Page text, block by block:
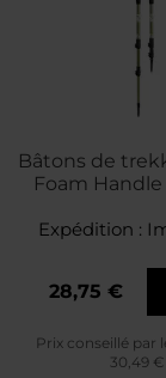
Bâtons de
Foam Handle
Expédition :
28,75 €
Prix conseillé par
30,49 €